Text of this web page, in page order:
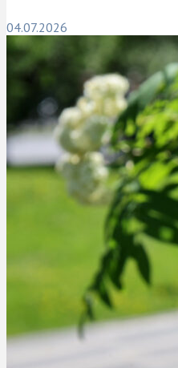
04.07.2026